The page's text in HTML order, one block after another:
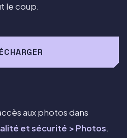
le coup.
aux photos dans
et sécurité > Photos.